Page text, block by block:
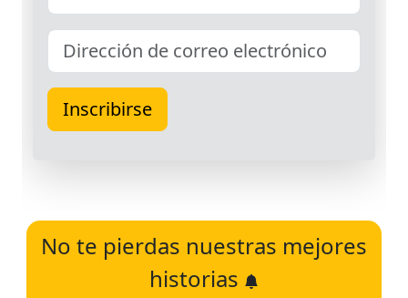
No te pierdas nuestras mejores
historias